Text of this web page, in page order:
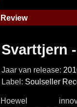
Review
Svarttjern
Jaar van release:
Label: Soulseller
Hoewel